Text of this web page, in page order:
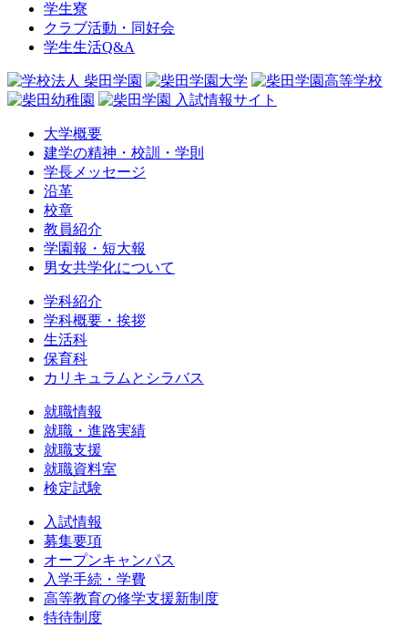
学生寮
クラブ活動・同好会
学生生活Q&A
大学概要
建学の精神・校訓・学則
学長メッセージ
沿革
校章
教員紹介
学園報・短大報
男女共学化について
学科紹介
学科概要・挨拶
生活科
保育科
カリキュラムとシラバス
就職情報
就職・進路実績
就職支援
就職資料室
検定試験
入試情報
募集要項
オープンキャンパス
入学手続・学費
高等教育の修学支援新制度
特待制度